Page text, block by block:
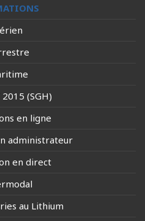
(SGH)
en ligne
administrateur
en direct
au Lithium